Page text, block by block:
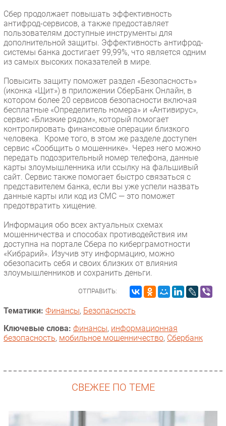
Сбер продолжает повышать эффективность
антифрод-сервисов, а также предоставляет
пользователям доступные инструменты для
дополнительной защиты. Эффективность антифрод-
системы банка достигает 99,99%, что является одним
из самых высоких показателей в мире.
Повысить защиту поможет раздел «Безопасность»
(иконка «Щит») в приложении СберБанк Онлайн, в
котором более 20 сервисов безопасности включая
бесплатные «Определитель номера» и «Антивирус»,
сервис «Близкие рядом», который помогает
контролировать финансовые операции близкого
человека. Кроме того, в этом же разделе доступен
сервис «Сообщить о мошеннике». Через него можно
передать подозрительный номер телефона, данные
карты злоумышленника или ссылку на фальшивый
сайт. Сервис также помогает быстро связаться с
представителем банка, если вы уже успели назвать
данные карты или код из СМС — это поможет
предотвратить хищение.
Информация обо всех актуальных схемах
мошенничества и способах противодействия им
доступна на портале Сбера по киберграмотности
«Кибрарий». Изучив эту информацию, можно
обезопасить себя и своих близких от влияния
злоумышленников и сохранить деньги.
ОТПРАВИТЬ:
Тематики: Финансы, Безопасность
Ключевые слова: финансы, информационная
безопасность, мобильное мошенничество, Сбербанк
СВЕЖЕЕ ПО ТЕМЕ